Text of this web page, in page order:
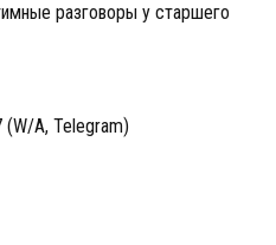
разговоры у старшего
A, Telegram)